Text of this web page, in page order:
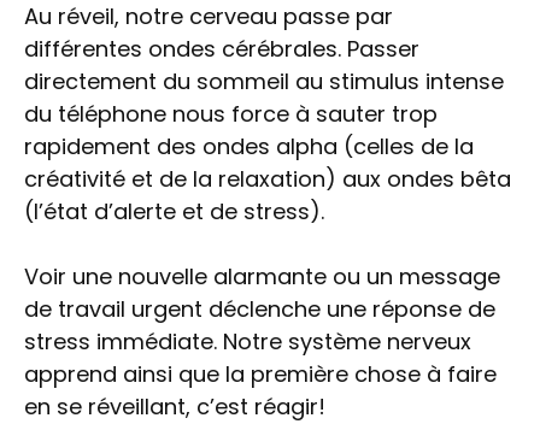
Au réveil, notre cerveau passe par
différentes ondes cérébrales. Passer
directement du sommeil au stimulus intense
du téléphone nous force à sauter trop
rapidement des ondes alpha (celles de la
créativité et de la relaxation) aux ondes bêta
(l’état d’alerte et de stress).
Voir une nouvelle alarmante ou un message
de travail urgent déclenche une réponse de
stress immédiate. Notre système nerveux
apprend ainsi que la première chose à faire
en se réveillant, c’est réagir!